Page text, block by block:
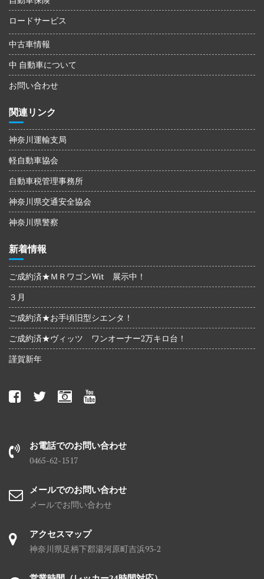
ロードサービス
中古車情報
中 自動車について
お問い合わせ
関連リンク
神奈川運輸支局
軽自動車協会
自動車税管理事務所
神奈川県交通安全協会
神奈川県警察
新着情報
ご成約済★ＭＲワゴンWit 展示中！
３月
ご成約済★お手頃旧型シエンタ！
ご成約済★ヴィッツ ワンオーナー2万キロ台！
謹賀新年
お電話でのお問い合わせ
0465-62-1517
メールでのお問い合わせ
メールでお問い合わせ
アクセスマップ
神奈川県足柄下郡湯河原町吉浜93-2